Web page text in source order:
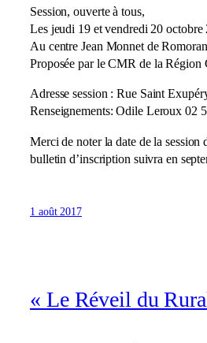
Session, ouverte à tous,
Les jeudi 19 et vendredi 20 octobre
Au centre Jean Monnet de
Proposée par le CMR de la Région
Adresse session : Rue Saint
Renseignements: Odile Leroux 02
Merci de noter la date de la session
bulletin d’inscription suivra en
1 août 2017
« Le Réveil du